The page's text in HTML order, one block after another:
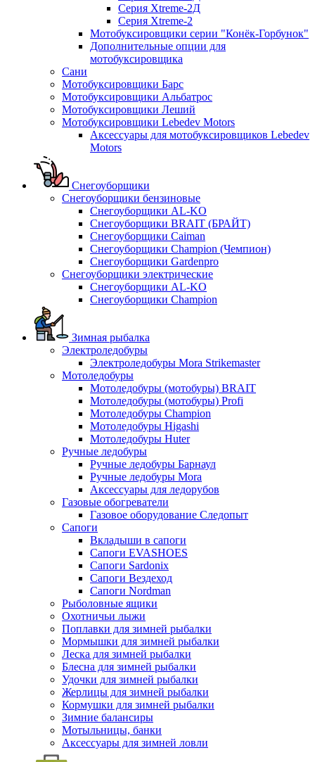
Серия Xtreme-2Д
Серия Xtreme-2
Мотобуксировщики серии "Конёк-Горбунок"
Дополнительные опции для
мотобуксировщика
Сани
Мотобуксировщики Барс
Мотобуксировщики Альбатрос
Мотобуксировщики Леший
Мотобуксировщики Lebedev Motors
Аксессуары для мотобуксировщиков Lebedev
Motors
Снегоуборщики
Снегоуборщики бензиновые
Снегоуборщики AL-KO
Снегоуборщики BRAIT (БРАЙТ)
Снегоуборщики Caiman
Снегоуборщики Champion (Чемпион)
Снегоуборщики Gardenpro
Снегоуборщики электрические
Снегоуборщики AL-KO
Снегоуборщики Champion
Зимная рыбалка
Электроледобуры
Электроледобуры Mora Strikemaster
Мотоледобуры
Мотоледобуры (мотобуры) BRAIT
Мотоледобуры (мотобуры) Profi
Мотоледобуры Champion
Мотоледобуры Higashi
Мотоледобуры Huter
Ручные ледобуры
Ручные ледобуры Барнаул
Ручные ледобуры Mora
Аксессуары для ледорубов
Газовые обогреватели
Газовое оборудование Следопыт
Сапоги
Вкладыши в сапоги
Сапоги EVASHOES
Сапоги Sardonix
Сапоги Вездеход
Сапоги Nordman
Рыболовные ящики
Охотничьи лыжи
Поплавки для зимней рыбалки
Мормышки для зимней рыбалки
Леска для зимней рыбалки
Блесна для зимней рыбалки
Удочки для зимней рыбалки
Жерлицы для зимней рыбалки
Кормушки для зимней рыбалки
Зимние балансиры
Мотыльницы, банки
Аксессуары для зимней ловли